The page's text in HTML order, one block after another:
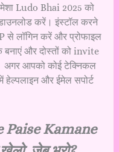
Ludo Bhai 2025 को
करें। इंस्टॉल करने
से लॉगिन करें और प्रोफाइल
और दोस्तों को invite
अगर आपको कोई टेक्निकल
और ईमेल सपोर्ट
Paise Kamane